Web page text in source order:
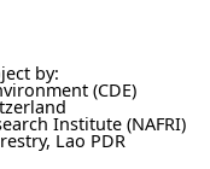
by:
(CDE)
Institute (NAFRI)
Lao PDR